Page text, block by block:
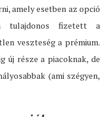
amely esetben az opció
tulajdonos fizetett a
veszteség a prémium.
új része a piacoknak, de
(ami szégyen,